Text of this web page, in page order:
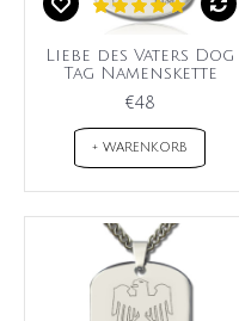
Liebe des Vaters Dog
Tag Namenskette
€48
+ WARENKORB